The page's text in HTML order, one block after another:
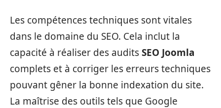
Les compétences techniques sont vitales
dans le domaine du SEO. Cela inclut la
capacité à réaliser des auditsSEO Joomla
complets et à corriger les erreurs techniques
pouvant gêner la bonne indexation du site.
La maîtrise des outils tels que Google